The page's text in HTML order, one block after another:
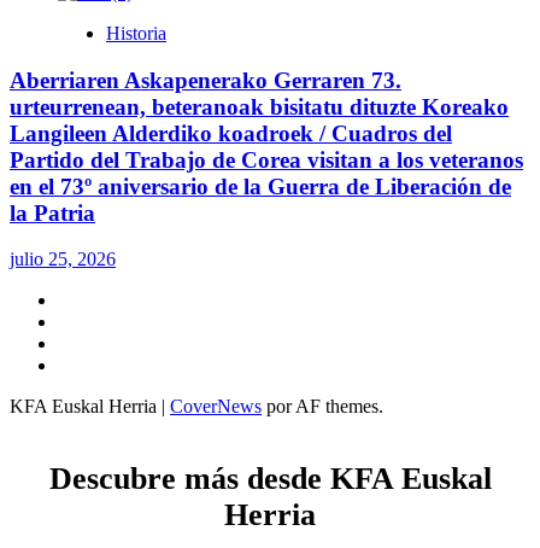
Historia
Aberriaren Askapenerako Gerraren 73.
urteurrenean, beteranoak bisitatu dituzte Koreako
Langileen Alderdiko koadroek / Cuadros del
Partido del Trabajo de Corea visitan a los veteranos
en el 73º aniversario de la Guerra de Liberación de
la Patria
julio 25, 2026
KFA Euskal Herria | CoverNews por AF themes.
Descubre más desde KFA Euskal
Herria